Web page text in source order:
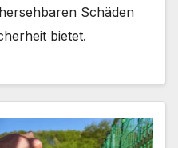
Schäden
bietet.